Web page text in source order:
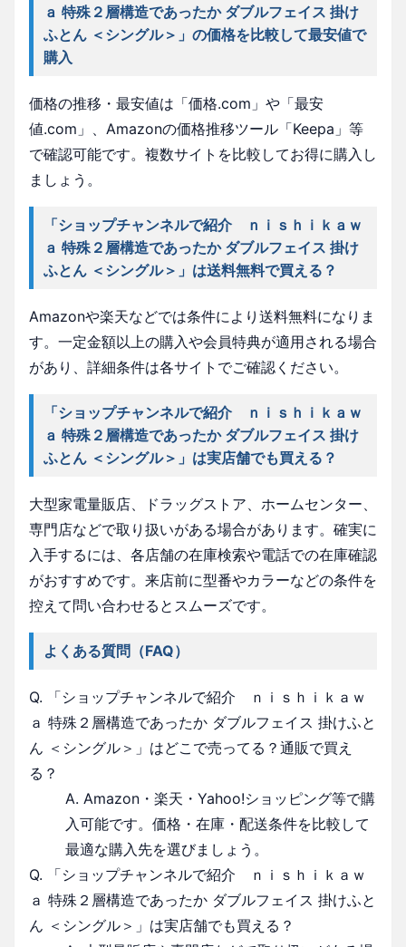
ａ 特殊２層構造であったか ダブルフェイス 掛け
ふとん ＜シングル＞」の価格を比較して最安値で
購入
価格の推移・最安値は「価格.com」や「最安
値.com」、Amazonの価格推移ツール「Keepa」等
で確認可能です。複数サイトを比較してお得に購入し
ましょう。
「ショップチャンネルで紹介 ｎｉｓｈｉｋａｗ
ａ 特殊２層構造であったか ダブルフェイス 掛け
ふとん ＜シングル＞」は送料無料で買える？
Amazonや楽天などでは条件により送料無料になりま
す。一定金額以上の購入や会員特典が適用される場合
があり、詳細条件は各サイトでご確認ください。
「ショップチャンネルで紹介 ｎｉｓｈｉｋａｗ
ａ 特殊２層構造であったか ダブルフェイス 掛け
ふとん ＜シングル＞」は実店舗でも買える？
大型家電量販店、ドラッグストア、ホームセンター、
専門店などで取り扱いがある場合があります。確実に
入手するには、各店舗の在庫検索や電話での在庫確認
がおすすめです。来店前に型番やカラーなどの条件を
控えて問い合わせるとスムーズです。
よくある質問（FAQ）
Q. 「ショップチャンネルで紹介 ｎｉｓｈｉｋａｗ
ａ 特殊２層構造であったか ダブルフェイス 掛けふと
ん ＜シングル＞」はどこで売ってる？通販で買え
る？
A. Amazon・楽天・Yahoo!ショッピング等で購
入可能です。価格・在庫・配送条件を比較して
最適な購入先を選びましょう。
Q. 「ショップチャンネルで紹介 ｎｉｓｈｉｋａｗ
ａ 特殊２層構造であったか ダブルフェイス 掛けふと
ん ＜シングル＞」は実店舗でも買える？